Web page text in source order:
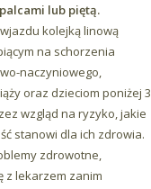
lub piętą.
kolejką linową
na schorzenia
naczyniowego,
oraz dzieciom poniżej 3
wzgląd na ryzyko, jakie
stanowi dla ich zdrowia.
zdrowotne,
z lekarzem zanim